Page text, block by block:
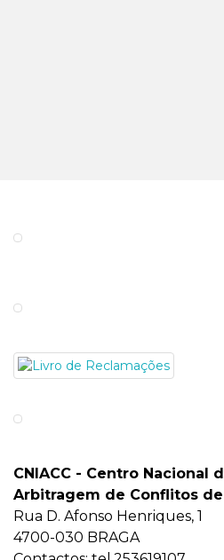
CNIACC - Centro Nacional
Arbitragem de Conflitos
Rua D. Afonso Henriques, 1
4700-030 BRAGA